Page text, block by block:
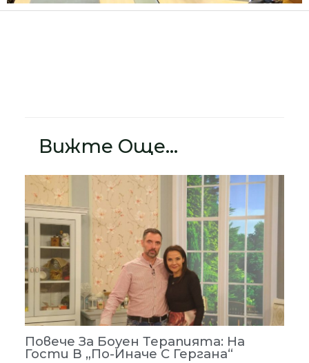
Вижте Още...
Повече За Боуен Терапията: На
Гости В „По-Иначе С Гергана“